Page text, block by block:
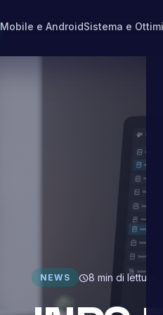
Mobile e AndroidSistema e
NEWS schedule8 min di lettura